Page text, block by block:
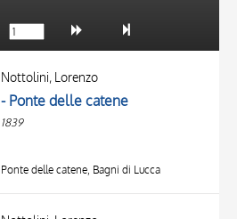
AUTHOR
LOCATION
Nottolini, Lorenzo
- Ponte delle catene
1839
Ponte delle catene, Bagni di Lucca